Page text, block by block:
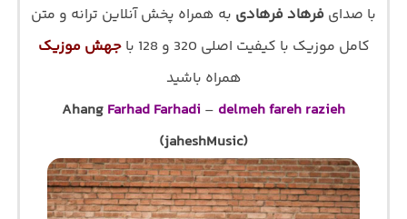
با صدای فرهاد فرهادی به همراه پخش آنلاین ترانه و متن
کامل موزیک با کیفیت اصلی 320 و 128 با
جهش موزیک
همراه باشید
Ahang Farhad Farhadi – delmeh fareh razieh
(jaheshMusic)